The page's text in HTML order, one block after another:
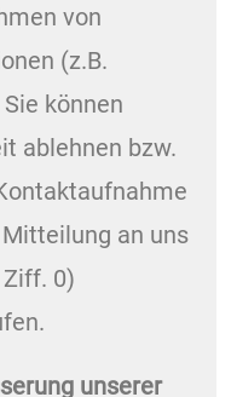
von
(z.B.
können
ablehnen bzw.
an uns
0)
unserer